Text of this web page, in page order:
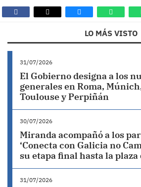
LO MÁS VISTO
31/07/2026
El Gobierno designa a los
generales en Roma,
Toulouse y Perpiñán
30/07/2026
Miranda acompañó a los
‘Conecta con Galicia no
su etapa final hasta la
31/07/2026